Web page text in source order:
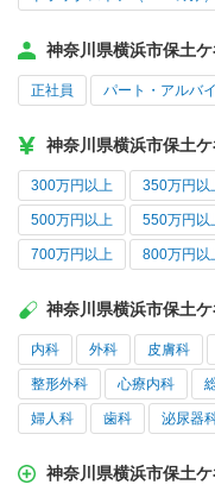
神奈川県横浜市保土
正社員 パート・アルバ
神奈川県横浜市保土
300万円以上 350万円以
500万円以上 550万円以
700万円以上 800万円以
神奈川県横浜市保土
内科 外科 皮膚科
整形外科 心療内科
婦人科 歯科 泌尿器
神奈川県横浜市保土